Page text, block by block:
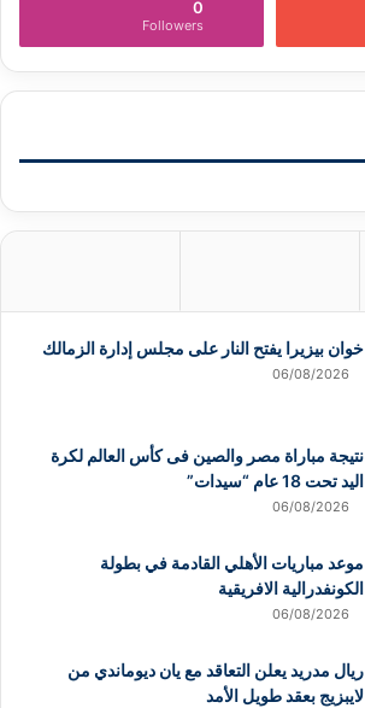
0
Followers
خوان بيزيرا يفتح النار على مجلس إدارة الزمالك
06/08/2026
نتيجة مباراة مصر والصين فى كأس العالم لكرة
اليد تحت 18 عام “سيدات”
06/08/2026
موعد مباريات الأهلي القادمة في بطولة
الكونفدرالية الافريقية
06/08/2026
ريال مدريد يعلن التعاقد مع يان ديوماندي من
لايبزيج بعقد طويل الأمد